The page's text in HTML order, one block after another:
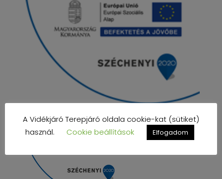
A Vidékjáró Terepjáró oldala cookie-kat (sütiket)
használ.
Cookie beállítások Elfogadom